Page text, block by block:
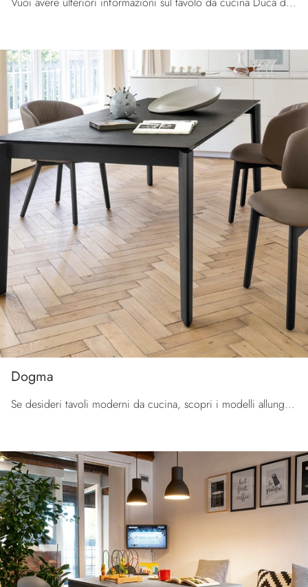
Dogma
Se desideri tavoli moderni da cucina, scopri i modelli allungabili di Calligaris: clicca e scopri il modello Dogma in ceramica.